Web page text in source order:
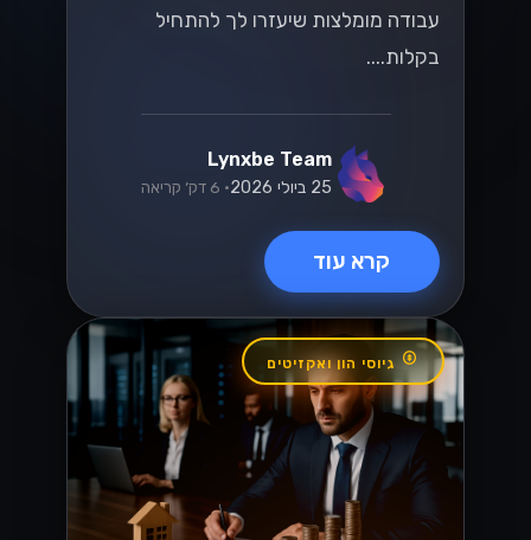
בחירת שער
התשלום הנכון
לעסקים ישראליים
שחררו את הפוטנציאל של העסק שלכם על
ידי בחירת שער התשלום הנכון! גלו טיפים
חיוניים המיועדים לעסקים ישראליים כדי
לייעל את העסקאות ולהגביר את
המכירות....
Lynxbe Team
8 ביולי 2026 • 5 דק׳ קריאה